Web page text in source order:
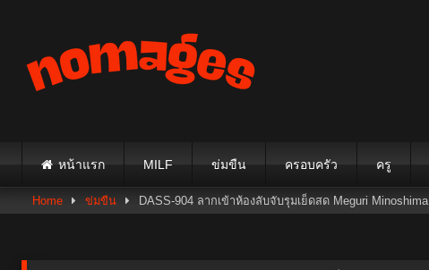
หน้าแรก MILF ข่มขืน ครอบครัว ครู
Home ข่มขืน DASS-904 ลากเข้าห้องลับจับรุมเย็ดสด Meguri Minoshima